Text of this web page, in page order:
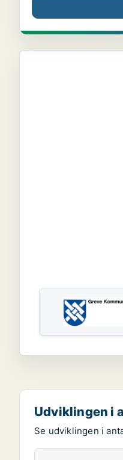
Udviklingen i
Se udviklingen i